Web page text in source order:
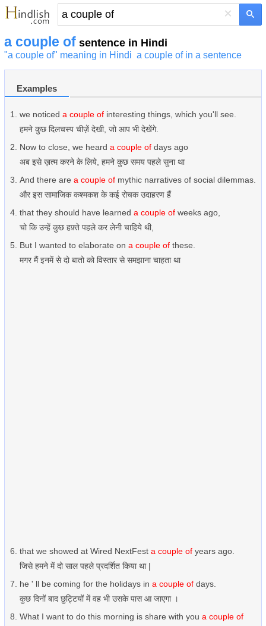
×
a couple of sentence in Hindi
"a couple of" meaning in Hindi a couple of in a sentence
Examples
we noticed a couple of interesting things, which you'll see.
हमने कुछ दिलचस्प चीज़ें देखी, जो आप भी देखेंगे.
Now to close, we heard a couple of days ago
अब इसे ख़त्म करने के लिये, हमने कुछ समय पहले सुना था
And there are a couple of mythic narratives of social dilemmas.
और इस सामाजिक कश्मकश के कई रोचक उदाहरण हैं
that they should have learned a couple of weeks ago,
चो कि उन्हें कुछ हफ़्ते पहले कर लेनी चाहिये थी,
But I wanted to elaborate on a couple of these.
मगर मैं इनमें से दो बातो को विस्तार से समझाना चाहता था
that we showed at Wired NextFest a couple of years ago.
जिसे हमने में दो साल पहले प्रदर्शित किया था |
he ' ll be coming for the holidays in a couple of days.
कुछ दिनों बाद छुट्टियों में वह भी उसके पास आ जाएगा ।
What I want to do this morning is share with you a couple of